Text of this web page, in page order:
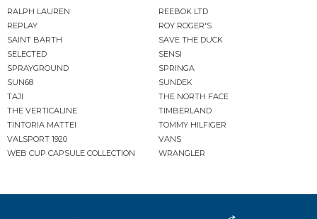
RALPH LAUREN
REEBOK LTD
REPLAY
ROY ROGER'S
SAINT BARTH
SAVE THE DUCK
SELECTED
SENSI
SPRAYGROUND
SPRINGA
SUN68
SUNDEK
TAJI
THE NORTH FACE
THE VERTICALINE
TIMBERLAND
TINTORIA MATTEI
TOMMY HILFIGER
VALSPORT 1920
VANS
WEB CUP CAPSULE COLLECTION
WRANGLER